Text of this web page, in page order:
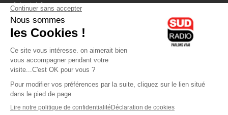
fiducial.fr
lyoncapitale.fr
olympique-et-lyonnais.com
L'application Iphone / Android
Téléchargez l'application
Les cookies